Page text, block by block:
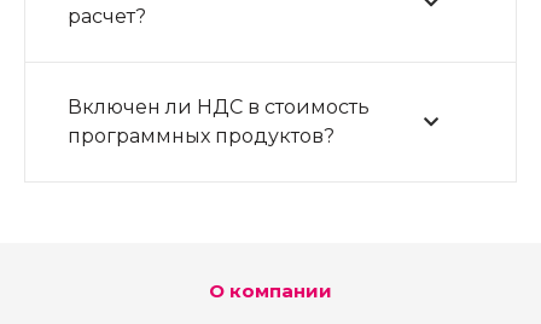
расчет?
Включен ли НДС в стоимость
программных продуктов?
О компании